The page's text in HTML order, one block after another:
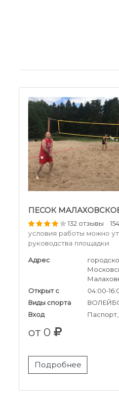
ПЕСОК
132 отзывы
условия работы можно
руководства площадки
Адрес
Открыт с
04:00-
Виды спорта
Вход
от 0
Подробнее